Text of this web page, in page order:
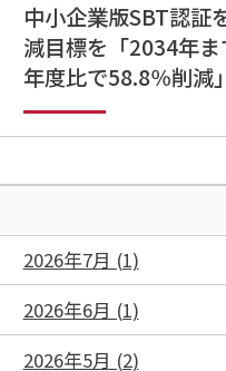
中小企業版SBT認証
減目標を「2034年
年度比で58.8％削減
2026年7月 (1)
2026年6月 (1)
2026年5月 (2)